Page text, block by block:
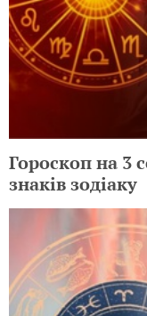
Гороскоп на 3
знаків зодіаку